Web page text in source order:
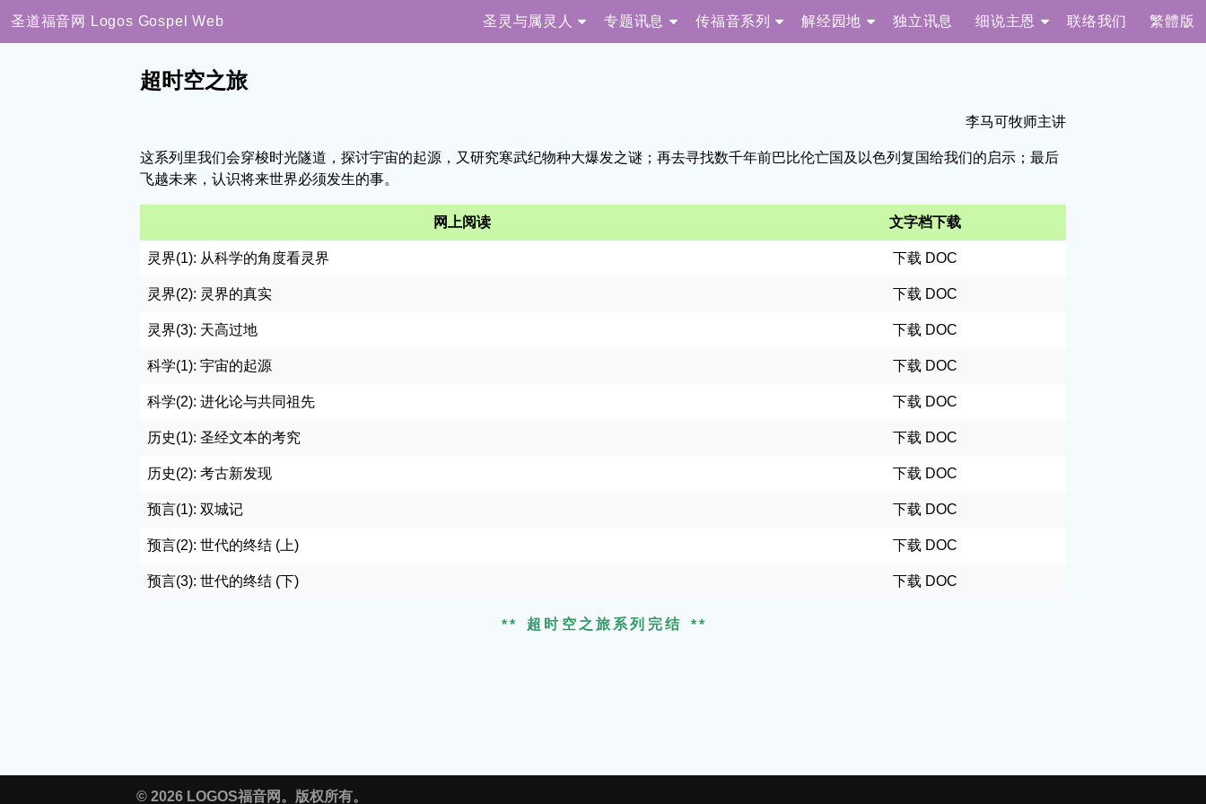
圣道福音网 Logos Gospel Web 圣灵与属灵人 专题讯息 传福音系列 解经园地 独立讯息 细说主恩 联络我们 繁體版
超时空之旅
李马可牧师主讲
这系列里我们会穿梭时光隧道，探讨宇宙的起源，又研究寒武纪物种大爆发之谜；再去寻找数千年前巴比伦亡国及以色列复国给我们的启示；最后
飞越未来，认识将来世界必须发生的事。
网上阅读 文字档下载
灵界(1): 从科学的角度看灵界 下载 DOC
灵界(2): 灵界的真实 下载 DOC
灵界(3): 天高过地 下载 DOC
科学(1): 宇宙的起源 下载 DOC
科学(2): 进化论与共同祖先 下载 DOC
历史(1): 圣经文本的考究 下载 DOC
历史(2): 考古新发现 下载 DOC
预言(1): 双城记 下载 DOC
预言(2): 世代的终结 (上) 下载 DOC
预言(3): 世代的终结 (下) 下载 DOC
超时空之旅系列完结
© 2026 LOGOS福音网。版权所有。